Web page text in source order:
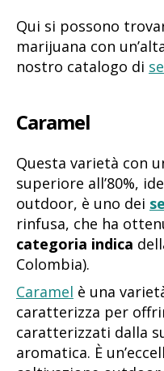
Qui si possono
marijuana con
nostro catalogo di
Caramel
Questa varietà con
superiore all’80%,
outdoor, è uno dei
rinfusa, che ha
categoria indica
Colombia).
Caramel è una
caratterizza per
caratterizzati dalla
aromatica. È